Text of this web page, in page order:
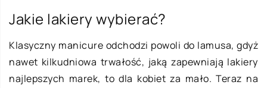
Jakie lakiery wybierać?
Klasyczny manicure odchodzi powoli do lamusa, gdyż
nawet kilkudniowa trwałość, jaką zapewniają lakiery
najlepszych marek, to dla kobiet za mało. Teraz na